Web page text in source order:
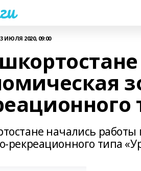
ИЮЛЯ 2020, 09:00
начались
рекреационного типа